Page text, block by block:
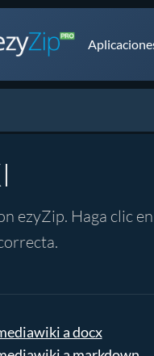
ezyZip. Haga clic
a docx